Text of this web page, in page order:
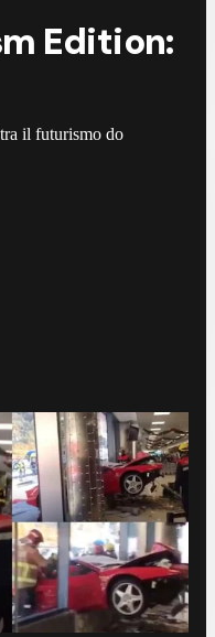
Edition:
il futurismo do